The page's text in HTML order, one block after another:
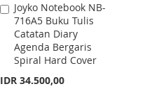
Joyko Notebook NB-
716A5 Buku Tulis
Catatan Diary
Agenda Bergaris
Spiral Hard Cover
IDR 34.500,00
Add
to
Cart